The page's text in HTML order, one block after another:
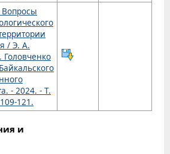
/ Э. А.
Головченко
- 2024. - Т.
121.
и